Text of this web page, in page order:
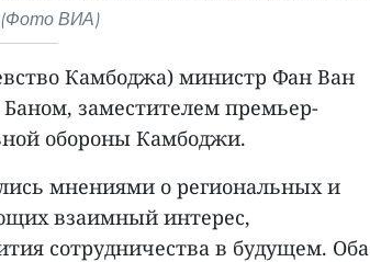
(Фото ВИА)
Камбоджа) министр Фан Ван
заместителем премьер-
обороны Камбоджи.
мнениями о региональных и
взаимный интерес,
сотрудничества в будущем. Оба